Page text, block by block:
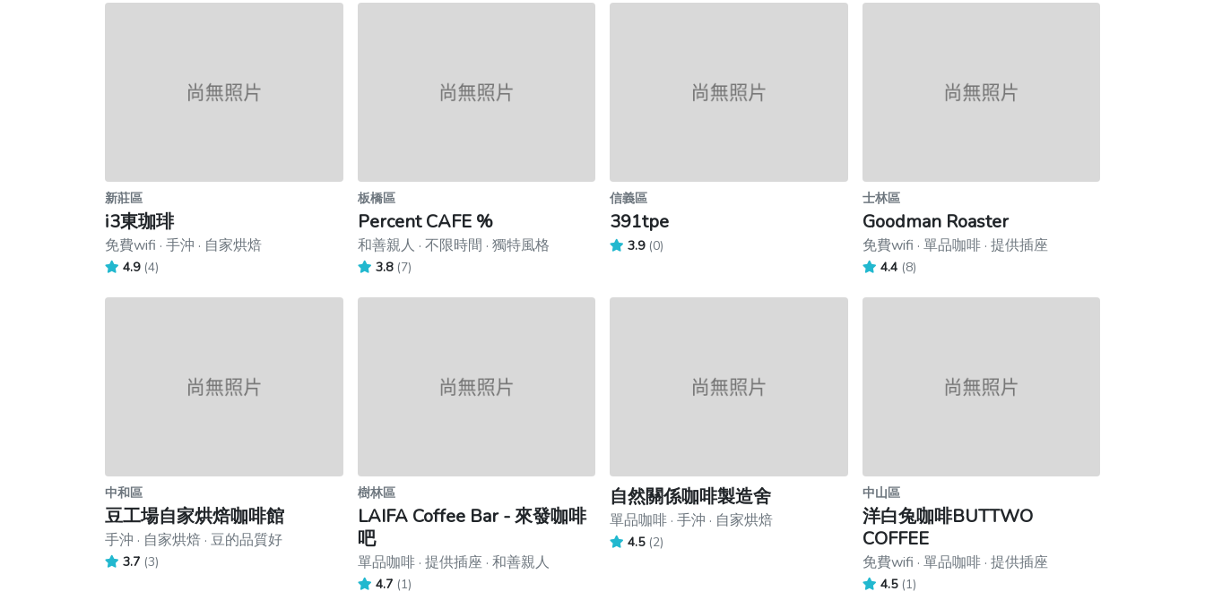
新莊區
i3東珈琲
免費wifi · 手沖 · 自家烘焙
4.9 (4)
板橋區
Percent CAFE %
和善親人 · 不限時間 · 獨特風格
3.8 (7)
信義區
391tpe
3.9 (0)
士林區
Goodman Roaster
免費wifi · 單品咖啡 · 提供插座
4.4 (8)
中和區
豆工場自家烘焙咖啡館
手沖 · 自家烘焙 · 豆的品質好
3.7 (3)
樹林區
LAIFA Coffee Bar - 來發咖啡
吧
單品咖啡 · 提供插座 · 和善親人
4.7 (1)
自然關係咖啡製造舍
單品咖啡 · 手沖 · 自家烘焙
4.5 (2)
中山區
洋白兔咖啡BUTTWO
COFFEE
免費wifi · 單品咖啡 · 提供插座
4.5 (1)